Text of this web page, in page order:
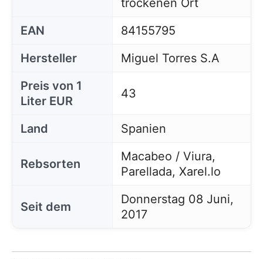
trockenen Ort
EAN
84155795
Hersteller
Miguel Torres S.A
Preis von 1
Liter EUR
43
Land Spanien
Rebsorten
Macabeo / Viura,
Parellada, Xarel.lo
Seit dem
Donnerstag 08 Juni,
2017